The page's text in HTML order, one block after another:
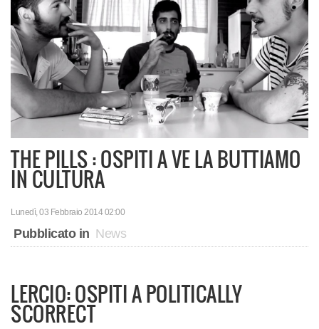
THE PILLS : OSPITI A VE LA BUTTIAMO
IN CULTURA
Lunedì, 03 Febbraio 2014 02:00
Pubblicato in News
LERCIO: OSPITI A POLITICALLY
SCORRECT